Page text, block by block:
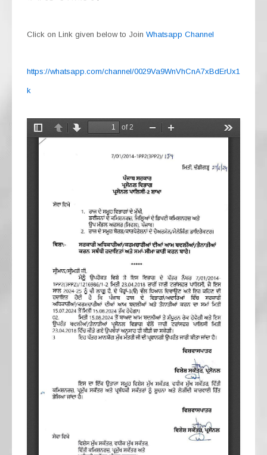
Click on Link given below to Join Whatsapp Channel
https://whatsapp.com/channel/0029Va9WnVhCnA7xBdErUx1
k